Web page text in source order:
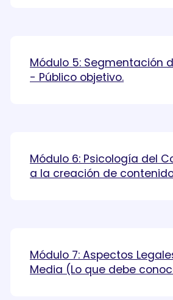
Módulo 5: Segmentación
- Público objetivo.
Módulo 6: Psicología del
a la creación de
Módulo 7: Aspectos
Media (Lo que debe